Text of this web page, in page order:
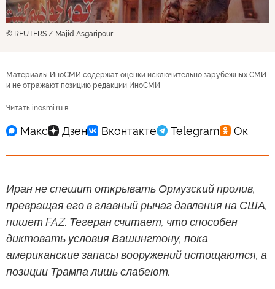
© REUTERS / Majid Asgaripour
Материалы ИноСМИ содержат оценки исключительно зарубежных СМИ
и не отражают позицию редакции ИноСМИ
Читать inosmi.ru в
Иран не спешит открывать Ормузский пролив,
превращая его в главный рычаг давления на США,
пишет FAZ. Тегеран считает, что способен
диктовать условия Вашингтону, пока
американские запасы вооружений истощаются, а
позиции Трампа лишь слабеют.